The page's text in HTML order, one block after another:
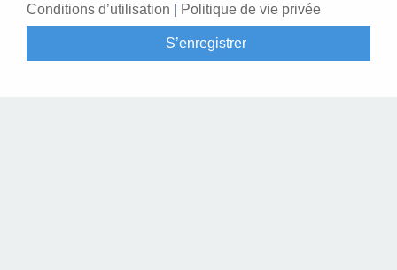
Conditions d’utilisation Politique de vie privée
S’enregistrer